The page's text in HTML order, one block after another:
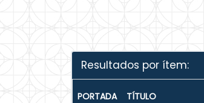
Resultados por ítem:
PORTADA TÍTULO